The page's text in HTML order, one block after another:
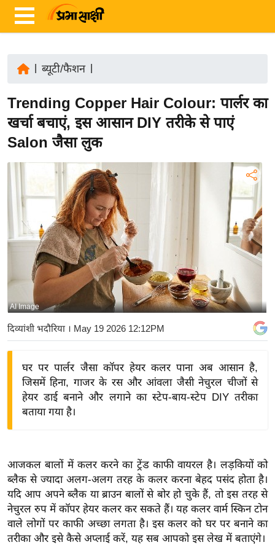
ज़ा
ख
ब
र
रा
अं
त
बि
ज़
ने
द्यो
वि
शे
ष
ज्ञ
रा
ब्यूटी/फैशन|
Trending Copper Hair Colour: पार्लर का
खर्चा बचाएं, इस आसान DIY तरीके से पाएं
Salon जैसा लुक
AI Image
दिव्यांशी भदौरिया । May 19 2026 12:12PM
घर पर पार्लर जैसा कॉपर हेयर कलर पाना अब आसान है,
जिसमें हिना, गाजर के रस और आंवला जैसी नेचुरल चीजों से
हेयर डाई बनाने और लगाने का स्टेप-बाय-स्टेप DIY तरीका
बताया गया है।
आजकल बालों में कलर करने का ट्रेंड काफी वायरल है। लड़कियों को
ब्लैक से ज्यादा अलग-अलग तरह के कलर करना बेहद पसंद होता है।
यदि आप अपने ब्लैक या ब्राउन बालों से बोर हो चुके हैं, तो इस तरह से
नेचुरल रुप में कॉपर हेयर कलर कर सकते हैं। यह कलर वार्म स्किन टोन
वाले लोगों पर काफी अच्छा लगता है। इस कलर को घर पर बनाने का
तरीका और इसे कैसे अप्लाई करें, यह सब आपको इस लेख में बताएंगे।